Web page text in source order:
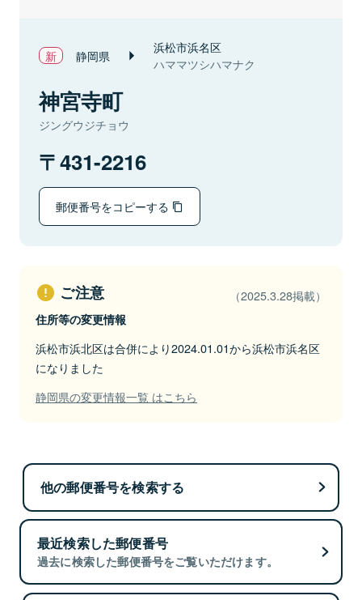
静岡県 浜松市浜名区
ハママツシハマナク
神宮寺町
ジングウジチョウ
431-2216
郵便番号をコピーする
ご注意 （2025.3.28掲載）
住所等の変更情報
浜松市浜北区は合併により2024.01.01から浜松市浜名区
になりました
静岡県の変更情報一覧 はこちら
他の郵便番号を検索する
最近検索した郵便番号
過去に検索した郵便番号をご覧いただけます。